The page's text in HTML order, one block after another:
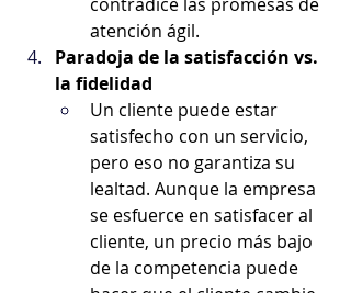
atención ágil.
Paradoja de la satisfacción vs.
la fidelidad
Un cliente puede estar
satisfecho con un servicio,
pero eso no garantiza su
lealtad. Aunque la empresa
se esfuerce en satisfacer al
cliente, un precio más bajo
de la competencia puede